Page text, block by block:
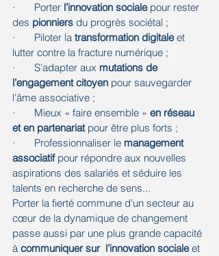
·       Porter l’innovation sociale pour rester
des pionniers du progrès sociétal ;
·       Piloter la transformation digitale et
lutter contre la fracture numérique ;
·       S’adapter aux mutations de
l’engagement citoyen pour sauvegarder
l’âme associative ;
·       Mieux « faire ensemble » en réseau
et en partenariat pour être plus forts ;
·       Professionnaliser le management
associatif pour répondre aux nouvelles
aspirations des salariés et séduire les
talents en recherche de sens...
Porter la fierté commune d’un secteur au
cœur de la dynamique de changement
passe aussi par une plus grande capacité
à communiquer sur  l’innovation sociale et